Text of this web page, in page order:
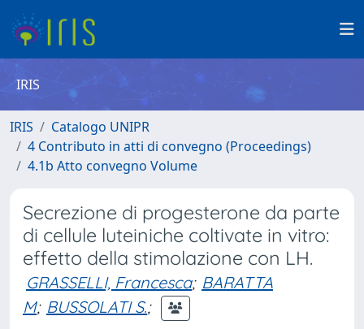
IRIS
IRIS
Catalogo UNIPR
4 Contributo in atti di convegno (Proceedings)
4.1b Atto convegno Volume
Secrezione di progesterone da parte
di cellule luteiniche coltivate in vitro:
effetto della stimolazione con LH.
GRASSELLI, Francesca; BARATTA
M; BUSSOLATI S.;